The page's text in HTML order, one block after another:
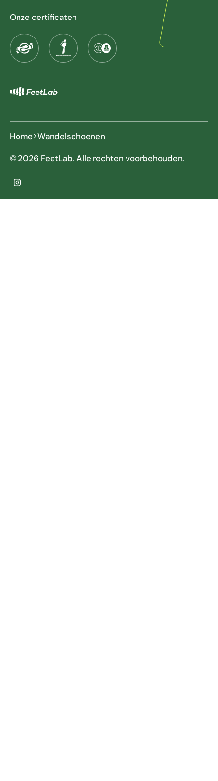
Onze certificaten
Home Wandelschoenen
© 2026 FeetLab. Alle rechten voorbehouden.